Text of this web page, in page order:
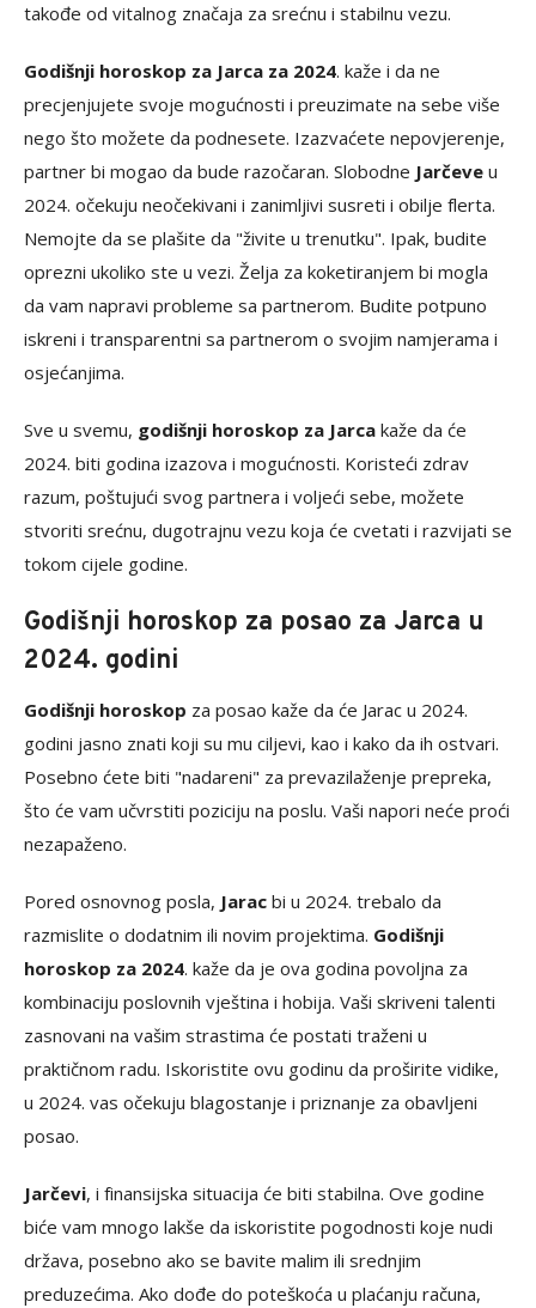
takođe od vitalnog značaja za srećnu i stabilnu vezu.
Godišnji horoskop za Jarca za 2024. kaže i da ne
precjenjujete svoje mogućnosti i preuzimate na sebe više
nego što možete da podnesete. Izazvaćete nepovjerenje,
partner bi mogao da bude razočaran. Slobodne Jarčeve u
2024. očekuju neočekivani i zanimljivi susreti i obilje flerta.
Nemojte da se plašite da "živite u trenutku". Ipak, budite
oprezni ukoliko ste u vezi. Želja za koketiranjem bi mogla
da vam napravi probleme sa partnerom. Budite potpuno
iskreni i transparentni sa partnerom o svojim namjerama i
osjećanjima.
Sve u svemu, godišnji horoskop za Jarca kaže da će
2024. biti godina izazova i mogućnosti. Koristeći zdrav
razum, poštujući svog partnera i voljeći sebe, možete
stvoriti srećnu, dugotrajnu vezu koja će cvetati i razvijati se
tokom cijele godine.
Godišnji horoskop za posao za Jarca u
2024. godini
Godišnji horoskop za posao kaže da će Jarac u 2024.
godini jasno znati koji su mu ciljevi, kao i kako da ih ostvari.
Posebno ćete biti "nadareni" za prevazilaženje prepreka,
što će vam učvrstiti poziciju na poslu. Vaši napori neće proći
nezapaženo.
Pored osnovnog posla, Jarac bi u 2024. trebalo da
razmislite o dodatnim ili novim projektima. Godišnji
horoskop za 2024. kaže da je ova godina povoljna za
kombinaciju poslovnih vještina i hobija. Vaši skriveni talenti
zasnovani na vašim strastima će postati traženi u
praktičnom radu. Iskoristite ovu godinu da proširite vidike,
u 2024. vas očekuju blagostanje i priznanje za obavljeni
posao.
Jarčevi, i finansijska situacija će biti stabilna. Ove godine
biće vam mnogo lakše da iskoristite pogodnosti koje nudi
država, posebno ako se bavite malim ili srednjim
preduzećima. Ako dođe do poteškoća u plaćanju računa,